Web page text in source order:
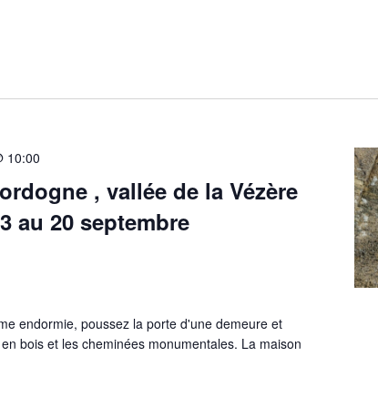
, vallée de la Vézère
au 20 septembre
10:00
endormie, poussez la porte d'une demeure et
bois et les cheminées monumentales. La maison